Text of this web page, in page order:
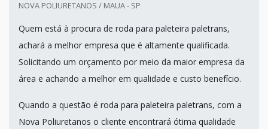
NOVA POLIURETANOS / MAUA - SP
Quem está à procura de roda para paleteira paletrans,
achará a melhor empresa que é altamente qualificada.
Solicitando um orçamento por meio da maior empresa da
área e achando a melhor em qualidade e custo benefício.
Quando a questão é roda para paleteira paletrans, com a
Nova Poliuretanos o cliente encontrará ótima qualidade